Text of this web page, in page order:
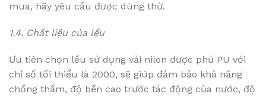
mua, hãy yêu cầu được dùng thử.
1.4. Chất liệu của lều
Ưu tiên chọn lều sử dụng vải nilon được phủ PU với
chỉ số tối thiểu là 2000, sẽ giúp đảm bảo khả năng
chống thấm, độ bền cao trước tác động của nước, độ